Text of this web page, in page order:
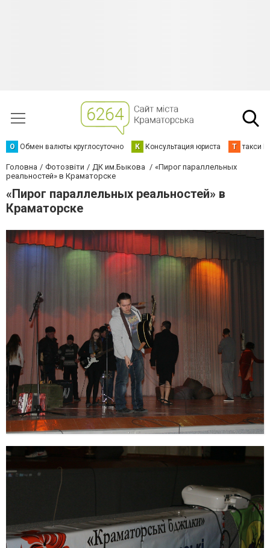
О Обмен валюты круглосуточно К Консультация юриста Т такси
Головна Фотозвіти ДК им.Быкова
«Пирог параллельных
реальностей» в Краматорске
«Пирог параллельных реальностей» в
Краматорске